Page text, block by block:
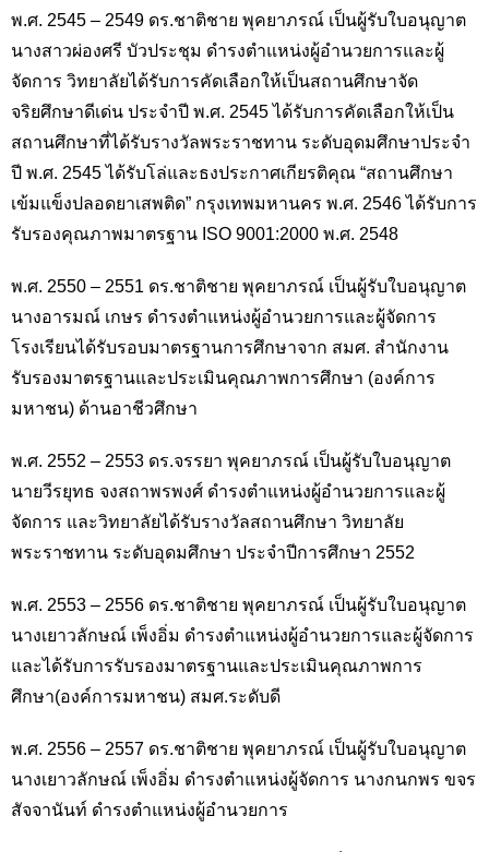
พ.ศ. 2545 – 2549 ดร.ชาติชาย พุคยาภรณ์ เป็นผู้รับใบอนุญาต
นางสาวผ่องศรี บัวประชุม ดำรงตำแหน่งผู้อำนวยการและผู้
จัดการ วิทยาลัยได้รับการคัดเลือกให้เป็นสถานศึกษาจัด
จริยศึกษาดีเด่น ประจำปี พ.ศ. 2545 ได้รับการคัดเลือกให้เป็น
สถานศึกษาที่ได้รับรางวัลพระราชทาน ระดับอุดมศึกษาประจำ
ปี พ.ศ. 2545 ได้รับโล่และธงประกาศเกียรติคุณ “สถานศึกษา
เข้มแข็งปลอดยาเสพติด” กรุงเทพมหานคร พ.ศ. 2546 ได้รับการ
รับรองคุณภาพมาตรฐาน ISO 9001:2000 พ.ศ. 2548
พ.ศ. 2550 – 2551 ดร.ชาติชาย พุคยาภรณ์ เป็นผู้รับใบอนุญาต
นางอารมณ์ เกษร ดำรงตำแหน่งผู้อำนวยการและผู้จัดการ
โรงเรียนได้รับรอบมาตรฐานการศึกษาจาก สมศ. สำนักงาน
รับรองมาตรฐานและประเมินคุณภาพการศึกษา (องค์การ
มหาชน) ด้านอาชีวศึกษา
พ.ศ. 2552 – 2553 ดร.จรรยา พุคยาภรณ์ เป็นผู้รับใบอนุญาต
นายวีรยุทธ จงสถาพรพงศ์ ดำรงตำแหน่งผู้อำนวยการและผู้
จัดการ และวิทยาลัยได้รับรางวัลสถานศึกษา วิทยาลัย
พระราชทาน ระดับอุดมศึกษา ประจำปีการศึกษา 2552
พ.ศ. 2553 – 2556 ดร.ชาติชาย พุคยาภรณ์ เป็นผู้รับใบอนุญาต
นางเยาวลักษณ์ เพ็งอิ่ม ดำรงตำแหน่งผู้อำนวยการและผู้จัดการ
และได้รับการรับรองมาตรฐานและประเมินคุณภาพการ
ศึกษา(องค์การมหาชน) สมศ.ระดับดี
พ.ศ. 2556 – 2557 ดร.ชาติชาย พุคยาภรณ์ เป็นผู้รับใบอนุญาต
นางเยาวลักษณ์ เพ็งอิ่ม ดำรงตำแหน่งผู้จัดการ นางกนกพร ขจร
สัจจานันท์ ดำรงตำแหน่งผู้อำนวยการ